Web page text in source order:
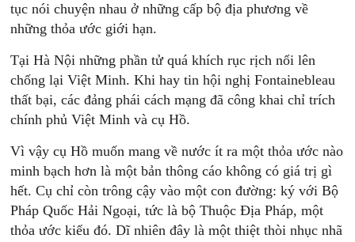
tục nói chuyện nhau ở những cấp bộ địa phương về
những thỏa ước giới hạn.
Tại Hà Nội những phần tử quá khích rục rịch nổi lên
chống lại Việt Minh. Khi hay tin hội nghị Fontainebleau
thất bại, các đảng phái cách mạng đã công khai chỉ trích
chính phủ Việt Minh và cụ Hồ.
Vì vậy cụ Hồ muốn mang về nước ít ra một thỏa ước nào
minh bạch hơn là một bản thông cáo không có giá trị gì
hết. Cụ chỉ còn trông cậy vào một con đường: ký với Bộ
Pháp Quốc Hải Ngoại, tức là bộ Thuộc Địa Pháp, một
thỏa ước kiểu đó. Dĩ nhiên đây là một thiệt thòi nhục nhã